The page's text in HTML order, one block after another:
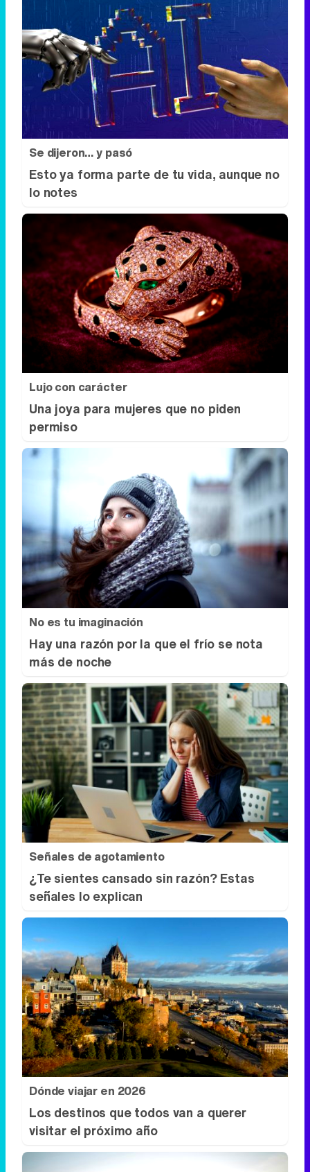
Se dijeron… y pasó
Esto ya forma parte de tu vida, aunque no
lo notes
Lujo con carácter
Una joya para mujeres que no piden
permiso
No es tu imaginación
Hay una razón por la que el frío se nota
más de noche
Señales de agotamiento
¿Te sientes cansado sin razón? Estas
señales lo explican
Dónde viajar en 2026
Los destinos que todos van a querer
visitar el próximo año